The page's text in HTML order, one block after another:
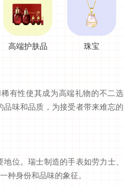
高端护肤品 珠宝
有性使其成为高端礼物的不二选
味和品质，为接受者带来难忘的
位。瑞士制造的手表如劳力士、
种身份和品味的象征。